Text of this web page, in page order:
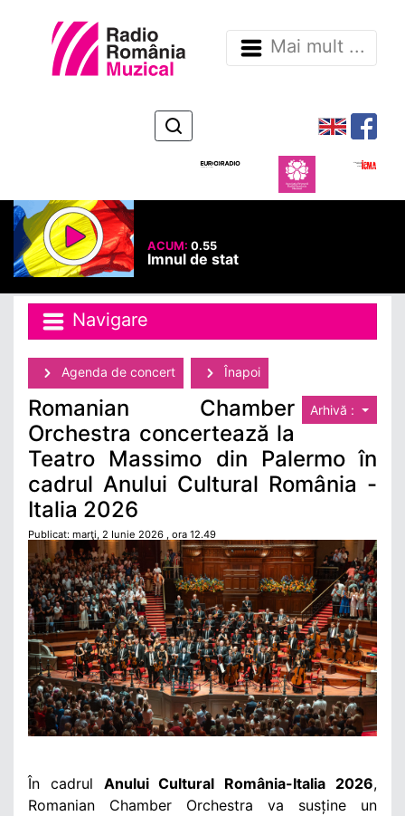
Mai mult ...
ACUM: 0.55
Imnul de stat
Navigare
Agenda de concert Înapoi
Arhivă :
Romanian Chamber
Orchestra concertează la
Teatro Massimo din Palermo în
cadrul Anului Cultural România -
Italia 2026
Publicat: marţi, 2 Iunie 2026 , ora 12.49
În cadrul Anului Cultural România-Italia 2026,
Romanian Chamber Orchestra va susține un